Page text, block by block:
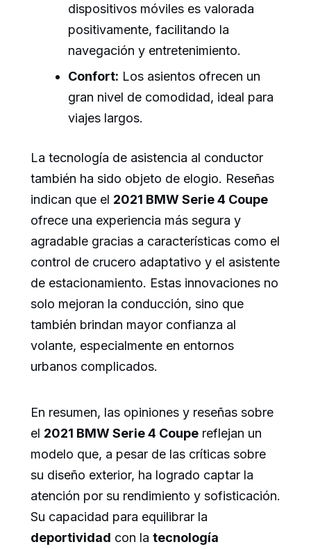
dispositivos móviles es valorada
positivamente, facilitando la
navegación y entretenimiento.
Confort: Los asientos ofrecen un
gran nivel de comodidad, ideal para
viajes largos.
La tecnología de asistencia al conductor
también ha sido objeto de elogio. Reseñas
indican que el 2021 BMW Serie 4 Coupe
ofrece una experiencia más segura y
agradable gracias a características como el
control de crucero adaptativo y el asistente
de estacionamiento. Estas innovaciones no
solo mejoran la conducción, sino que
también brindan mayor confianza al
volante, especialmente en entornos
urbanos complicados.
En resumen, las opiniones y reseñas sobre
el 2021 BMW Serie 4 Coupe reflejan un
modelo que, a pesar de las críticas sobre
su diseño exterior, ha logrado captar la
atención por su rendimiento y sofisticación.
Su capacidad para equilibrar la
deportividad con la tecnología